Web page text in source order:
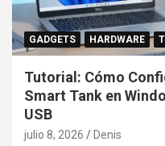
GADGETS HARDWARE
Tutorial: Cómo
Smart Tank en
USB
julio 8, 2026 Denis